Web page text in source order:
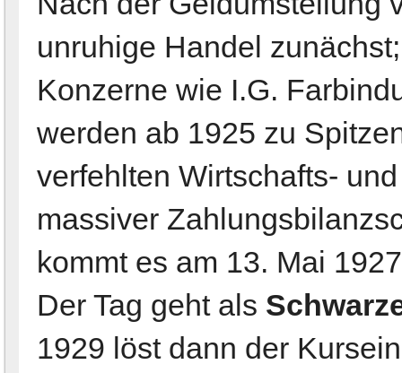
unruhige Handel
Konzerne wie I.G.
werden ab 1925 zu
verfehlten Wirtschafts-
massiver
kommt es am 13. Mai
Der Tag geht als
1929 löst dann der